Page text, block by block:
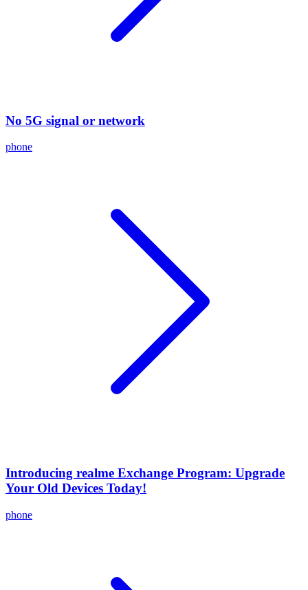
No 5G signal or network
phone
Introducing realme Exchange Program: Upgrade
Your Old Devices Today!
phone